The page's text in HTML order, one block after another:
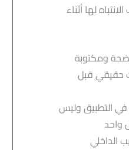
لها أثناء
ومكتوبة
حقيقي قبل
التطبيق وليس
واحد
الداخلي